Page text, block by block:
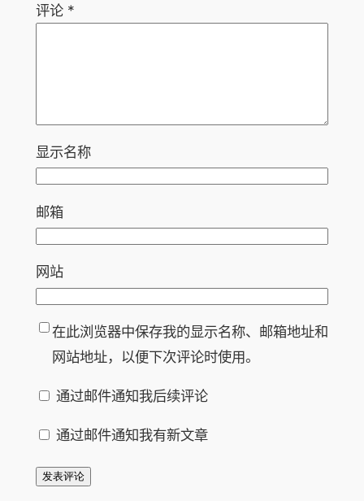
评论 *
显示名称
邮箱
网站
在此浏览器中保存我的显示名称、邮箱地址和
网站地址，以便下次评论时使用。
通过邮件通知我后续评论
通过邮件通知我有新文章